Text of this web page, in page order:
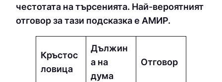
честотата на търсенията. Най-вероятният
отговор за тази подсказка е АМИP.
Кръстос
ловица
Дължин
а на
дума
Отговор